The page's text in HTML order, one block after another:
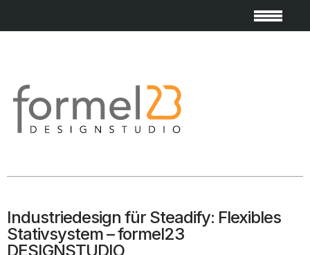
Industriedesign für Steadify: Flexibles
Stativsystem – formel23
DESIGNSTUDIO